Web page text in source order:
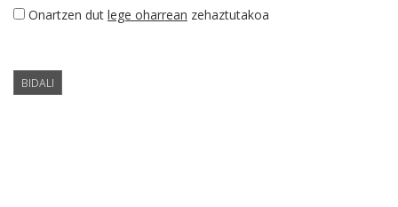
Onartzen dut lege oharrean zehaztutakoa
BIDALI